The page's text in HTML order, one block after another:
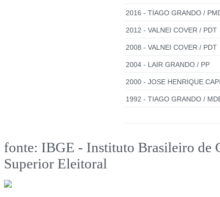
2016 - TIAGO GRANDO /
2012 - VALNEI COVER / PDT
2008 - VALNEI COVER / PDT
2004 - LAIR GRANDO / PP
2000 - JOSE HENRIQUE
1992 - TIAGO GRANDO /
fonte: IBGE - Instituto Brasileiro de
Superior Eleitoral